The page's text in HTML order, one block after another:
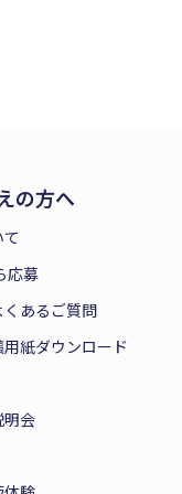
の方へ
応募
あるご質問
紙ダウンロード
明会